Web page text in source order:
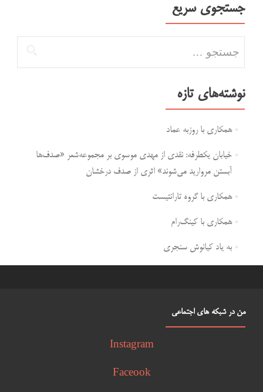
جستجوی سریع
نوشته‌های تازه
همکاری با روزبه عماد
خیابان یکطرفه: نقدی از مهدی موسوی بر مجموعه‌شعر «صدف‌ها
آبستن مروارید می‌شوند» اثری از صدف درخشان
همکاری با گروه تارانتیست
همکاری با کینگ‌رام
به یاد کیانوش سنجری
من در شبکه های اجتماعی
Instagram
Faceook